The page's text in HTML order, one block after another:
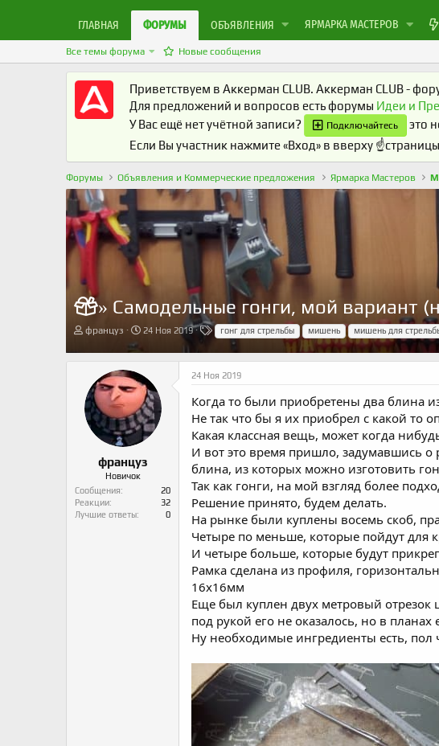
ГЛАВНАЯ ФОРУМЫ ОБЪЯВЛЕНИЯ ЯРМАРКА МАСТЕРОВ
Все темы форума Новые сообщения
Приветствуем в Аккерман CLUB. Аккерман CLUB -
Для предложений и вопросов есть форумы Идеи и
У Вас ещё нет учётной записи?
Подключайтесь
это
Если Вы участник нажмите «Вход» в вверху
Форумы Объявления и Коммерческие предложения Ярмарка Мастеров
» Самодельные гонги, мой вариант
А
т
т
е
м
ы
француз
Д
т
н
а
ч
а
л
24 Ноя 2019
Т
г
гонг для стрельбы мишень мишень для
француз
Новичок
Сообщения
20
Реакции
32
Лучшие ответы
0
24 Ноя 2019
Когда то были приобретены два блина
Не так что бы я их приобрел с какой то
Какая классная вещь, может когда
И вот это время пришло, задумавшись о
блина, из которых можно изготовить
Так как гонги, на мой взгляд более
Решение принято, будем делать.
На рынке были куплены восемь скоб,
Четыре по меньше, которые пойдут для
И четыре больше, которые будут
Рамка сделана из профиля,
16х16мм
Еще был куплен двух метровый отрезок
под рукой его не оказалось, но в планах
Ну необходимые ингредиенты есть, пол